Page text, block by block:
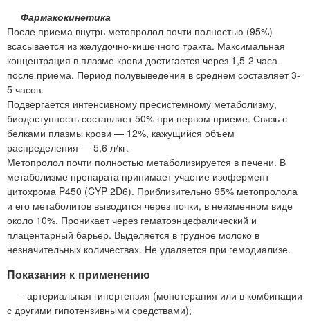
Фармакокинетика
После приема внутрь метопролол почти полностью (95%)
всасывается из желудочно-кишечного тракта. Максимальная
концентрация в плазме крови достигается через 1,5-2 часа
после приема. Период полувыведения в среднем составляет 3-
5 часов.
Подвергается интенсивному пресистемному метаболизму,
биодоступность составляет 50% при первом приеме. Связь с
белками плазмы крови — 12%, кажущийся объем
распределения — 5,6 л/кг.
Метопролол почти полностью метаболизируется в печени. В
метаболизме препарата принимает участие изофермент
цитохрома P450 (CYP 2D6). Приблизительно 95% метопролола
и его метаболитов выводится через почки, в неизменном виде
около 10%. Проникает через гематоэнцефалический и
плацентарный барьер. Выделяется в грудное молоко в
незначительных количествах. Не удаляется при гемодиализе.
Показания к применению
- артериальная гипертензия (монотерапия или в комбинации
с другими гипотензивными средствами);